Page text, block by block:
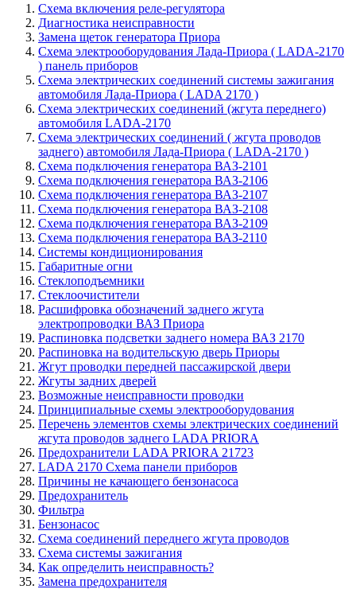
Схема включения реле-регулятора
Диагностика неисправности
Замена щеток генератора Приора
Схема электрооборудования Лада-Приора ( LADA-2170
) панель приборов
Схема электрических соединений системы зажигания
автомобиля Лада-Приора ( LADA 2170 )
Схема электрических соединений (жгута переднего)
автомобиля LADA-2170
Схема электрических соединений ( жгута проводов
заднего) автомобиля Лада-Приора ( LADA-2170 )
Схема подключения генератора ВАЗ-2101
Схема подключения генератора ВАЗ-2106
Схема подключения генератора ВАЗ-2107
Схема подключения генератора ВАЗ-2108
Схема подключения генератора ВАЗ-2109
Схема подключения генератора ВАЗ-2110
Системы кондиционирования
Габаритные огни
Стеклоподъемники
Стеклоочистители
Расшифровка обозначений заднего жгута
электропроводки ВАЗ Приора
Распиновка подсветки заднего номера ВАЗ 2170
Распиновка на водительскую дверь Приоры
Жгут проводки передней пассажирской двери
Жгуты задних дверей
Возможные неисправности проводки
Принципиальные схемы электрооборудования
Перечень элементов схемы электрических соединений
жгута проводов заднего LADA PRIORA
Предохранители LADA PRIORA 21723
LADA 2170 Схема панели приборов
Причины не качающего бензонасоса
Предохранитель
Фильтра
Бензонасос
Схема соединений переднего жгута проводов
Схема системы зажигания
Как определить неисправность?
Замена предохранителя